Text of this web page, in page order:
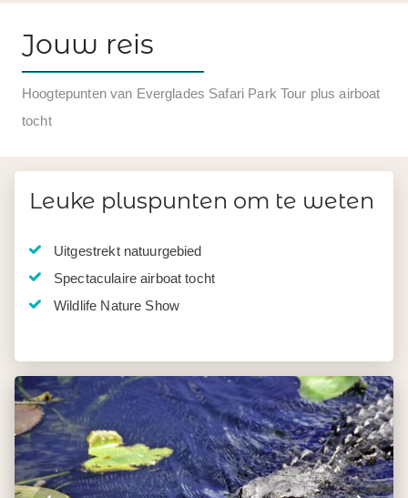
Jouw reis
Hoogtepunten van Everglades Safari Park Tour plus airboat
tocht
Leuke pluspunten om te weten
Uitgestrekt natuurgebied
Spectaculaire airboat tocht
Wildlife Nature Show